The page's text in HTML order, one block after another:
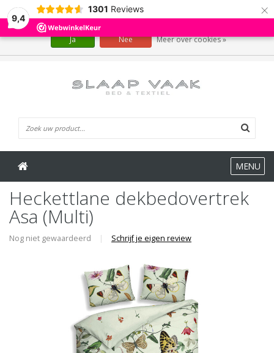
9,4
1301 Reviews ×
MENU
Heckettlane dekbedovertrek
Asa (Multi)
Nog niet gewaardeerd | Schrijf je eigen review
Wij slaan cookies op om onze website te verbeteren. Is dat akkoord?
Ja Nee Meer over cookies »